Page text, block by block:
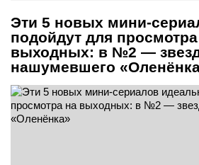
Эти 5 новых мини-
подойдут для
выходных: в №2 —
нашумевшего